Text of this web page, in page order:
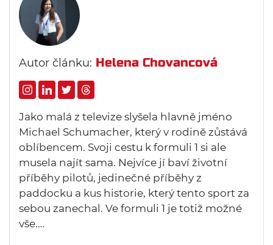
Autor článku: Helena Chovancová
Jako malá z televize slyšela hlavně jméno
Michael Schumacher, který v rodině zůstává
oblíbencem. Svoji cestu k formuli 1 si ale
musela najít sama. Nejvíce jí baví životní
příběhy pilotů, jedinečné příběhy z
paddocku a kus historie, který tento sport za
sebou zanechal. Ve formuli 1 je totiž možné
vše.…